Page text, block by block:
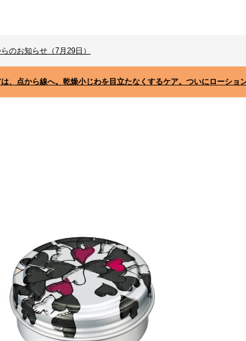
のお知らせ（7月29日）
、点から線へ。乾燥小じわを目立たなくするケア。ついにローショ